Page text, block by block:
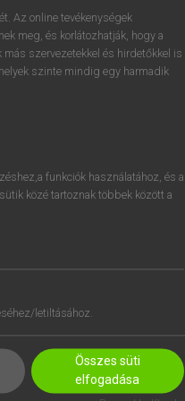
elindításához
ésbelépek.
Az online tevékenységek
meg, és korlátozhatják, hogy a
szervezetekkel és hirdetőkkel is
szinte mindig egy harmadik
funkciók használatához, és a
közé tartoznak többek között a
letiltásához.
Összes süti
elfogadása